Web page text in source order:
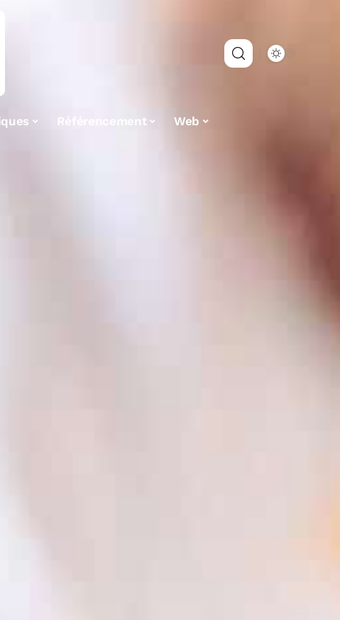
Référencement Web